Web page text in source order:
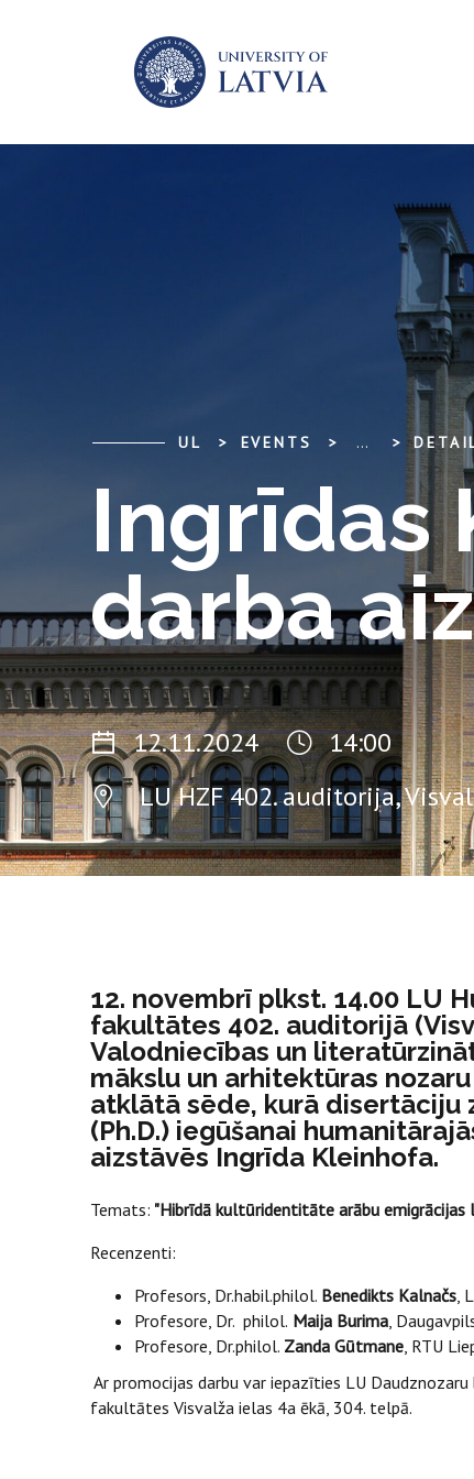
UL EVENTS ...
Ingrīdas
darba
12.11.2024
14:00
LU HZF 402. auditorija,
12. novembrī plkst. 14.00 LU
fakultātes 402. auditorijā
Valodniecības un
mākslu un arhitektūras
atklātā sēde, kurā disertāciju
(Ph.D.) iegūšanai
aizstāvēs Ingrīda Kleinhofa.
Temats: "Hibrīdā kultūridentitāte arābu emigrācijas
Recenzenti:
Profesors, Dr.habil.philol. Benedikts Kalnačs,
Profesore, Dr. philol. Maija Burima,
Profesore, Dr.philol. Zanda Gūtmane, RTU
Ar promocijas darbu var iepazīties LU
fakultātes Visvalža ielas 4a ēkā, 304. telpā.